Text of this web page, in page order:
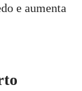
e aumenta